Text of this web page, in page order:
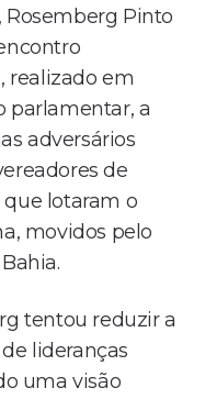
Rosemberg Pinto
realizado em
parlamentar, a
adversários
de
lotaram o
movidos pelo
tentou reduzir a
lideranças
uma visão